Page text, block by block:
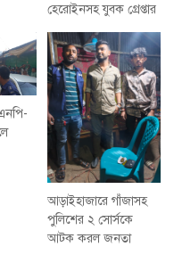
হেরোইনসহ যুবক গ্রেপ্তার
আড়াইহাজারে গাঁজাসহ
পুলিশের ২ সোর্সকে
আটক করল জনতা